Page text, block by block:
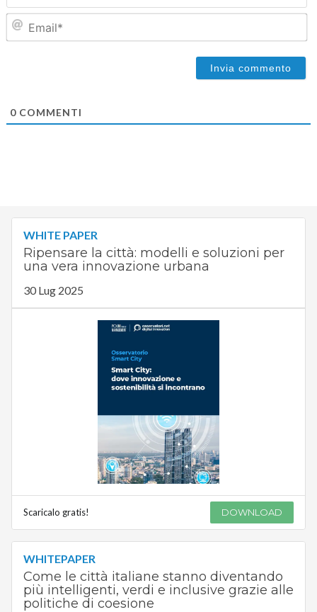
0COMMENTI
WHITE PAPER
Ripensare la città: modelli e soluzioni per
una vera innovazione urbana
30 Lug 2025
Scaricalo gratis! DOWNLOAD
WHITEPAPER
Come le città italiane stanno diventando
più intelligenti, verdi e inclusive grazie alle
politiche di coesione